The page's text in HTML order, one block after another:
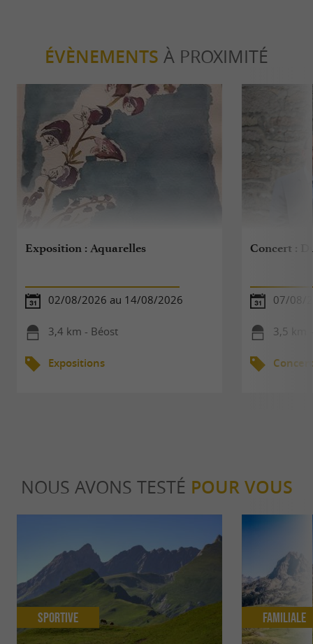
ÉVÈNEMENTS À PROXIMITÉ
Exposition : Aquarelles
02/08/2026 au 14/08/2026
3,4 km - Béost
Expositions
Concert :
07/08/
3,5 km
NOUS AVONS TESTÉ POUR VOUS
Sportive Familiale